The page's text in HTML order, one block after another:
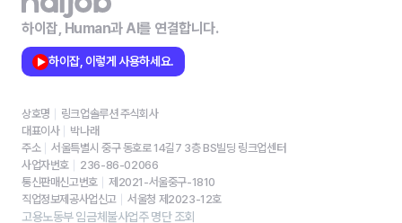
하이잡, Human과 AI를 연결합니다.
하이잡, 이렇게 사용하세요.
상호명
링크업솔루션 주식회사
대표이사
박나래
주소
서울특별시 중구 동호로 14길7 3층 BS빌딩 링크업센터
사업자번호
236-86-02066
통신판매신고번호
제2021-서울중구-1810
직업정보제공사업신고
서울청 제2023-12호
고용노동부 임금체불사업주 명단 조회